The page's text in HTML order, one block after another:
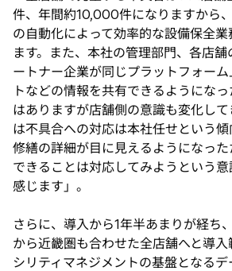
件、年間約10,000件になりますから
の自動化によって効率的な設備保全
ます。また、本社の管理部門、各店
ートナー企業が同じプラットフォー
トなどの情報を共有できるようにな
はありますが店舗側の意識も変化し
は不具合への対応は本社任せという傾
修繕の詳細が目に見えるようになっ
できることは対応してみようという
感じます」。
さらに、導入から1年半あまりが経ち
から近畿圏も合わせた全店舗へと導
シリティマネジメントの基盤となる